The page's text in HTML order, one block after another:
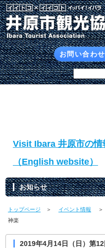
お問い合わせ
Visit Ibara 井原市の情
（English website）
お知らせ
トップページ ＞ イベント情報
＞
神楽
2019年4月14日（日）第